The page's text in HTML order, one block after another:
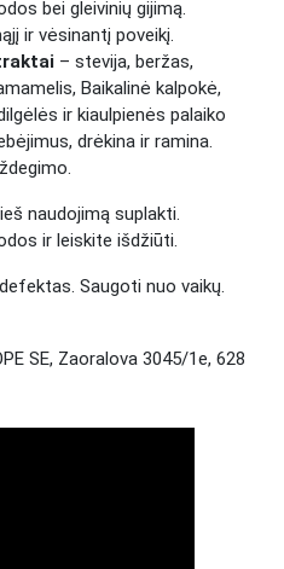
bei gleivinių gijimą.
ir vėsinantį poveikį.
– stevija, beržas,
Baikalinė kalpokė,
ir kiaulpienės palaiko
drėkina ir ramina.
naudojimą suplakti.
ir leiskite išdžiūti.
Saugoti nuo vaikų.
SE, Zaoralova 3045/1e, 628